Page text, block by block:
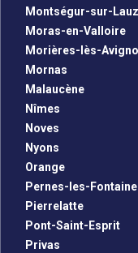
Montségur-sur-
Moras-en-Valloire
Morières-lès-
Mornas
Malaucène
Nîmes
Noves
Nyons
Orange
Pernes-les-
Pierrelatte
Pont-Saint-Esprit
Privas